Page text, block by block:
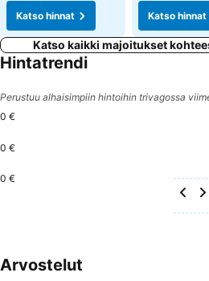
Katso hinnat
Katso hinnat
Katso kaikki majoitukset
Hintatrendi
Perustuu alhaisimpiin hintoihin trivagossa
0 €
0 €
0 €
Arvostelut